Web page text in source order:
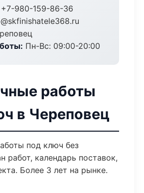
+7-980-159-86-36
Пн-Вс: 09:00-20:00
работы
в Череповец
под ключ без
работ, календарь поставок,
Более 3 лет на рынке.